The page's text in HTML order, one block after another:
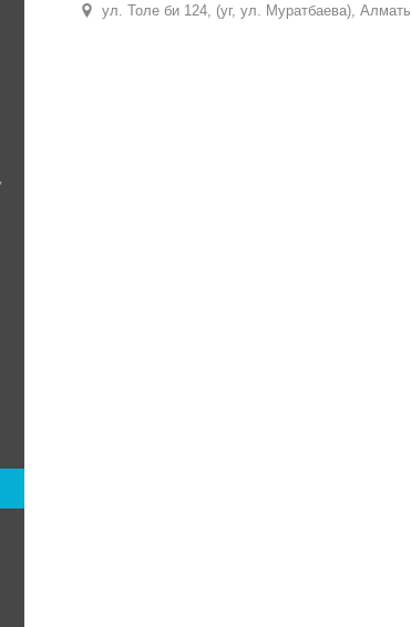
ул. Толе би 124, (уг, ул. Муратбаева),